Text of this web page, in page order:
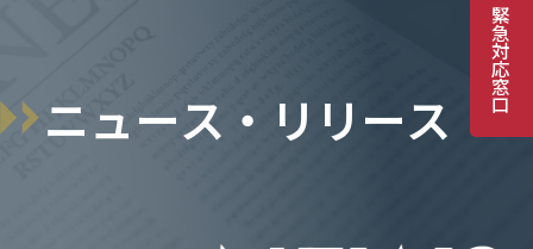
緊
急
対
応
窓
口
ニュース ・ リ リ ース